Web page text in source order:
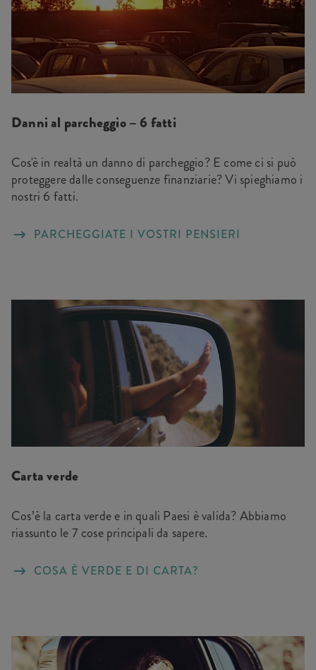
Danni al parcheggio – 6 fatti
Cos'è in realtà un danno di parcheggio? E come ci si può
proteggere dalle conseguenze finanziarie? Vi spieghiamo i
nostri 6 fatti.
PARCHEGGIATE I VOSTRI PENSIERI
Carta verde
Cos’è la carta verde e in quali Paesi è valida? Abbiamo
riassunto le 7 cose principali da sapere.
COSA È VERDE E DI CARTA?